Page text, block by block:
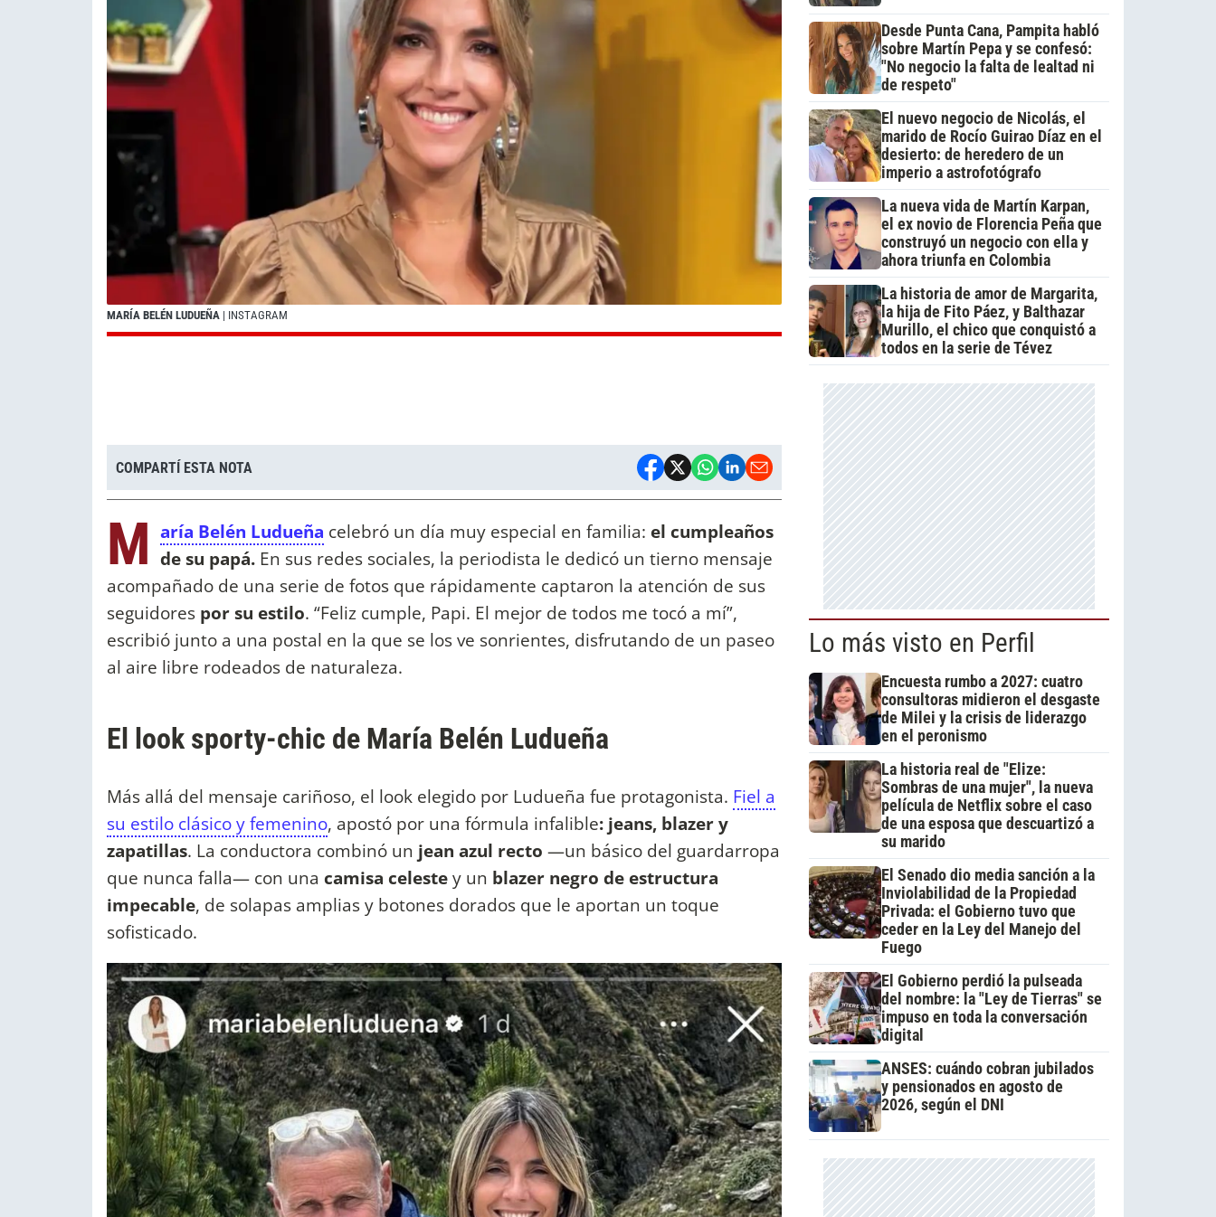
MARÍA BELÉN LUDUEÑA | INSTAGRAM
COMPARTÍ ESTA NOTA
M aría Belén Ludueña celebró un día muy especial en familia: el cumpleaños
de su papá. En sus redes sociales, la periodista le dedicó un tierno mensaje
acompañado de una serie de fotos que rápidamente captaron la atención de sus
seguidores por su estilo. “Feliz cumple, Papi. El mejor de todos me tocó a mí”,
escribió junto a una postal en la que se los ve sonrientes, disfrutando de un paseo
al aire libre rodeados de naturaleza.
El look sporty-chic de María Belén Ludueña
Más allá del mensaje cariñoso, el look elegido por Ludueña fue protagonista. Fiel a
su estilo clásico y femenino, apostó por una fórmula infalible: jeans, blazer y
zapatillas. La conductora combinó un jean azul recto —un básico del guardarropa
que nunca falla— con una camisa celestey un blazer negro de estructura
impecable, de solapas amplias y botones dorados que le aportan un toque
sofisticado.
Desde Punta Cana, Pampita habló
sobre Martín Pepa y se confesó:
"No negocio la falta de lealtad ni
de respeto"
El nuevo negocio de Nicolás, el
marido de Rocío Guirao Díaz en el
desierto: de heredero de un
imperio a astrofotógrafo
La nueva vida de Martín Karpan,
el ex novio de Florencia Peña que
construyó un negocio con ella y
ahora triunfa en Colombia
La historia de amor de Margarita,
la hija de Fito Páez, y Balthazar
Murillo, el chico que conquistó a
todos en la serie de Tévez
Lo más visto en Perfil
Encuesta rumbo a 2027: cuatro
consultoras midieron el desgaste
de Milei y la crisis de liderazgo
en el peronismo
La historia real de "Elize:
Sombras de una mujer", la nueva
película de Netflix sobre el caso
de una esposa que descuartizó a
su marido
El Senado dio media sanción a la
Inviolabilidad de la Propiedad
Privada: el Gobierno tuvo que
ceder en la Ley del Manejo del
Fuego
El Gobierno perdió la pulseada
del nombre: la "Ley de Tierras" se
impuso en toda la conversación
digital
ANSES: cuándo cobran jubilados
y pensionados en agosto de
2026, según el DNI